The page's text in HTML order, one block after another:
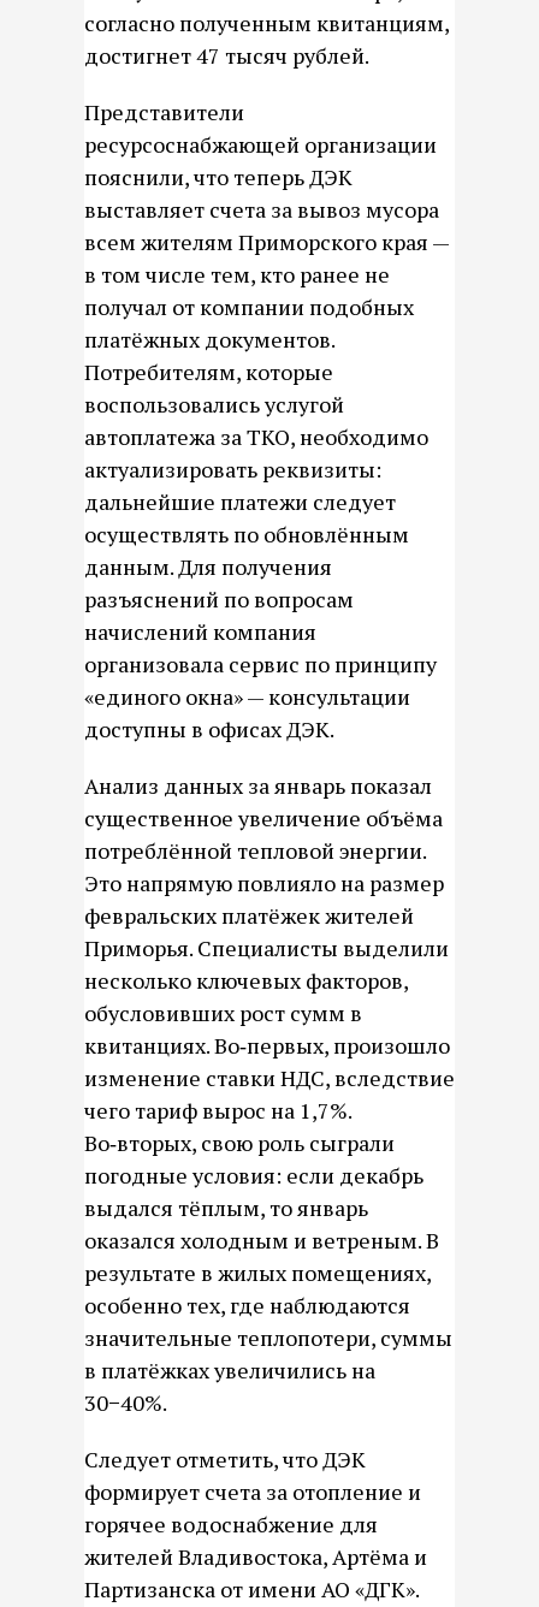
согласно полученным квитанциям,
достигнет 47 тысяч рублей.
Представители
ресурсоснабжающей организации
пояснили, что теперь ДЭК
выставляет счета за вывоз мусора
всем жителям Приморского края —
в том числе тем, кто ранее не
получал от компании подобных
платёжных документов.
Потребителям, которые
воспользовались услугой
автоплатежа за ТКО, необходимо
актуализировать реквизиты:
дальнейшие платежи следует
осуществлять по обновлённым
данным. Для получения
разъяснений по вопросам
начислений компания
организовала сервис по принципу
«единого окна» — консультации
доступны в офисах ДЭК.
Анализ данных за январь показал
существенное увеличение объёма
потреблённой тепловой энергии.
Это напрямую повлияло на размер
февральских платёжек жителей
Приморья. Специалисты выделили
несколько ключевых факторов,
обусловивших рост сумм в
квитанциях. Во‑первых, произошло
изменение ставки НДС, вследствие
чего тариф вырос на 1,7%.
Во‑вторых, свою роль сыграли
погодные условия: если декабрь
выдался тёплым, то январь
оказался холодным и ветреным. В
результате в жилых помещениях,
особенно тех, где наблюдаются
значительные теплопотери, суммы
в платёжках увеличились на
30−40%.
Следует отметить, что ДЭК
формирует счета за отопление и
горячее водоснабжение для
жителей Владивостока, Артёма и
Партизанска от имени АО «ДГК».